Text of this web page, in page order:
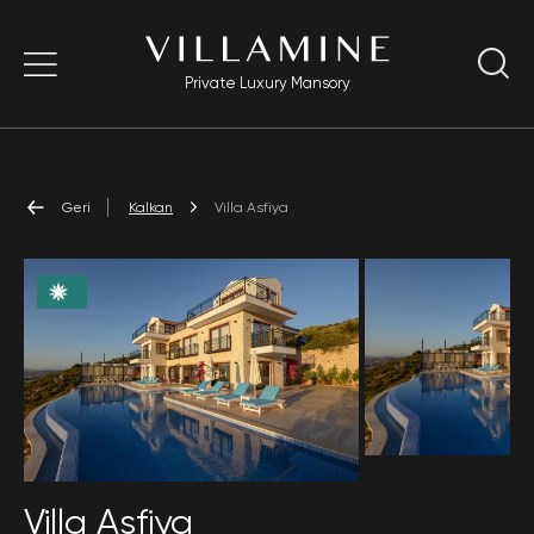
Private Luxury Mansory
Geri Kalkan Villa Asfiya
Villa Asfiya